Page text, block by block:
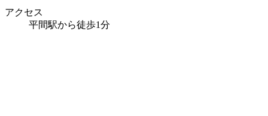
アクセス
平間駅から徒歩1分